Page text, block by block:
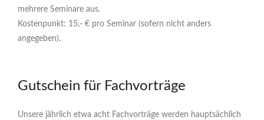
mehrere Seminare aus.
Kostenpunkt: 15,- € pro Seminar (sofern nicht anders
angegeben).
Gutschein für Fachvorträge
Unsere jährlich etwa acht Fachvorträge werden hauptsächlich